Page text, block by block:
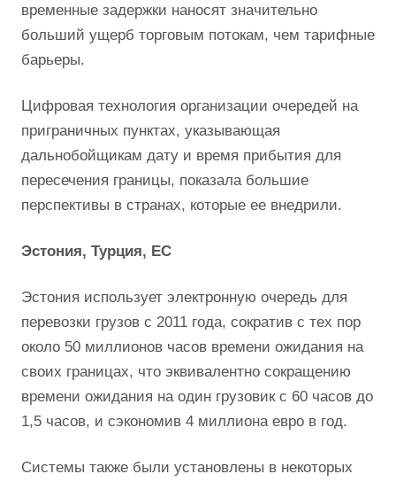
временные задержки наносят значительно
больший ущерб торговым потокам, чем тарифные
барьеры.
Цифровая технология организации очередей на
приграничных пунктах, указывающая
дальнобойщикам дату и время прибытия для
пересечения границы, показала большие
перспективы в странах, которые ее внедрили.
Эстония, Турция, ЕС
Эстония использует электронную очередь для
перевозки грузов с 2011 года, сократив с тех пор
около 50 миллионов часов времени ожидания на
своих границах, что эквивалентно сокращению
времени ожидания на один грузовик с 60 часов до
1,5 часов, и сэкономив 4 миллиона евро в год.
Системы также были установлены в некоторых